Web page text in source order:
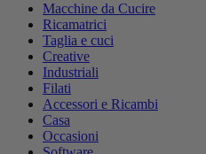
Macchine da Cucire
Ricamatrici
Taglia e cuci
Creative
Industriali
Filati
Accessori e Ricambi
Casa
Occasioni